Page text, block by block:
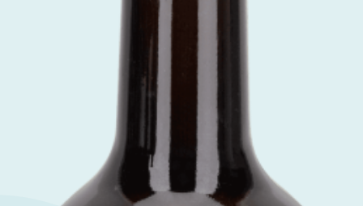
Prodotti
alimentari
Birra